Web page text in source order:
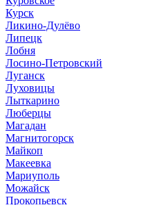
Курск
Ликино-Дулёво
Липецк
Лобня
Лосино-Петровский
Луганск
Луховицы
Лыткарино
Люберцы
Магадан
Магнитогорск
Майкоп
Макеевка
Мариуполь
Можайск
Прокопьевск